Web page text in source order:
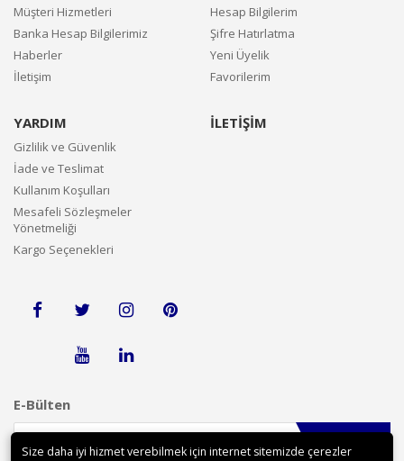
Müşteri Hizmetleri
Banka Hesap Bilgilerimiz
Haberler
İletişim
Hesap Bilgilerim
Şifre Hatırlatma
Yeni Üyelik
Favorilerim
YARDIM
Gizlilik ve Güvenlik
İade ve Teslimat
Kullanım Koşulları
Mesafeli Sözleşmeler
Yönetmeliği
Kargo Seçenekleri
İLETİŞİM
E-Bülten
Size daha iyi hizmet verebilmek için internet sitemizde çerezler